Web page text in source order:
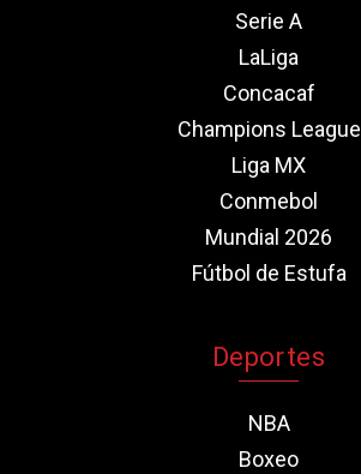
Serie A
LaLiga
Concacaf
Champions League
Liga MX
Conmebol
Mundial 2026
Fútbol de Estufa
Deportes
NBA
Boxeo